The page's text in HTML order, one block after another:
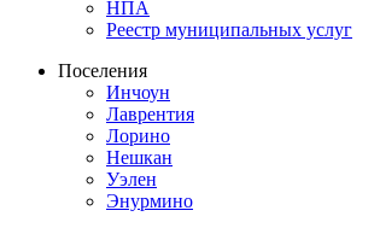
НПА
Реестр муниципальных услуг
Поселения
Инчоун
Лаврентия
Лорино
Нешкан
Уэлен
Энурмино